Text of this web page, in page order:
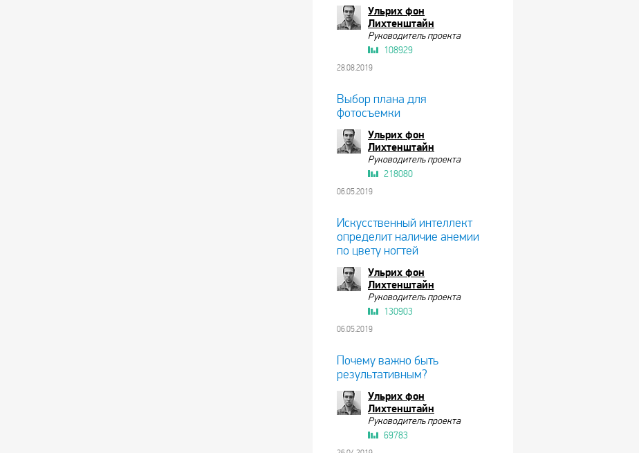
Ульрих фон
Лихтенштайн
Руководитель проекта
108929
28.08.2019
Выбор плана для
фотосъемки
Ульрих фон
Лихтенштайн
Руководитель проекта
218080
06.05.2019
Искусственный интеллект
определит наличие анемии
по цвету ногтей
Ульрих фон
Лихтенштайн
Руководитель проекта
130903
06.05.2019
Почему важно быть
результативным?
Ульрих фон
Лихтенштайн
Руководитель проекта
69783